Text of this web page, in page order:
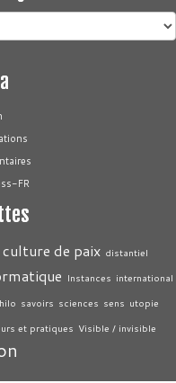
FR
culture de paix distantiel
Instances international
savoirs sciences sens utopie
et pratiques Visible / invisible